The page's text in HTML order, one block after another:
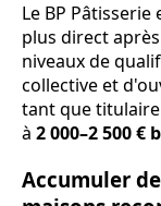
Le BP
plus direct
niveaux de
collective et
tant que
à 2 000–2 500 €
Accumuler